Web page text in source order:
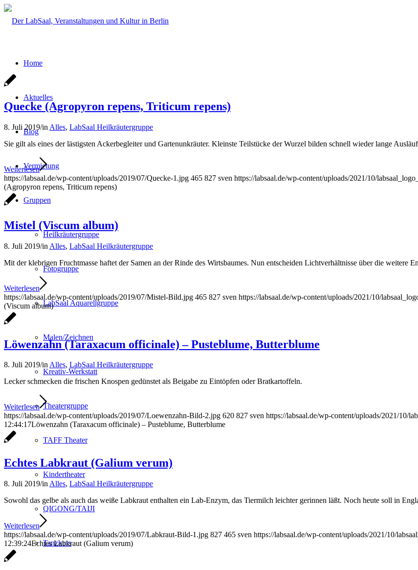
Home
Aktuelles
Blog
Vermietung
Gruppen
Heilkräutergruppe
Fotogruppe
LabSaal Aquarellgruppe
Malen/Zeichnen
Kreativ-Werkstatt
Theatergruppe
TAFF Theater
Kindertheater
QIGONG/TAIJI
Tanzkurs
Quecke (Agropyron repens, Triticum repens)
8. Juli 2019/in Alles, LabSaal Heilkräutergruppe
Sie gilt als eines der lästigsten Ackerbegleiter und Gartenunkräuter. Kleinste Teilstücke der Wurzel bilden schnell wieder lange
Weiterlesen
https://labsaal.de/wp-content/uploads/2019/07/Quecke-1.jpg 465 827 sven https://labsaal.de/wp-content/uploads/2021/10/
(Agropyron repens, Triticum repens)
Mistel (Viscum album)
8. Juli 2019/in Alles, LabSaal Heilkräutergruppe
Mit der klebrigen Fruchtmasse haftet der Samen an der Rinde des Wirtsbaumes. Nun entscheiden Lichtverhältnisse über die weitere
Weiterlesen
https://labsaal.de/wp-content/uploads/2019/07/Mistel-Bild.jpg 465 827 sven https://labsaal.de/wp-content/uploads/2021/10/
(Viscum album)
Löwenzahn (Taraxacum officinale) – Pusteblume, Butterblume
8. Juli 2019/inAlles, LabSaal Heilkräutergruppe
Lecker schmecken die frischen Knospen gedünstet als Beigabe zu Eintöpfen oder Bratkartoffeln.
Weiterlesen
https://labsaal.de/wp-content/uploads/2019/07/Loewenzahn-Bild-2.jpg 620 827 sven https://labsaal.de/wp-content/uploads/2021/10/
12:44:17Löwenzahn (Taraxacum officinale) – Pusteblume, Butterblume
Echtes Labkraut (Galium verum)
8. Juli 2019/in Alles, LabSaal Heilkräutergruppe
Sowohl das gelbe als auch das weiße Labkraut enthalten ein Lab-Enzym, das Tiermilch leichter gerinnen läßt. Noch heute soll in
Weiterlesen
https://labsaal.de/wp-content/uploads/2019/07/Labkraut-Bild-1.jpg 827 465 sven https://labsaal.de/wp-content/uploads/2021/10/
12:39:24Echtes Labkraut (Galium verum)